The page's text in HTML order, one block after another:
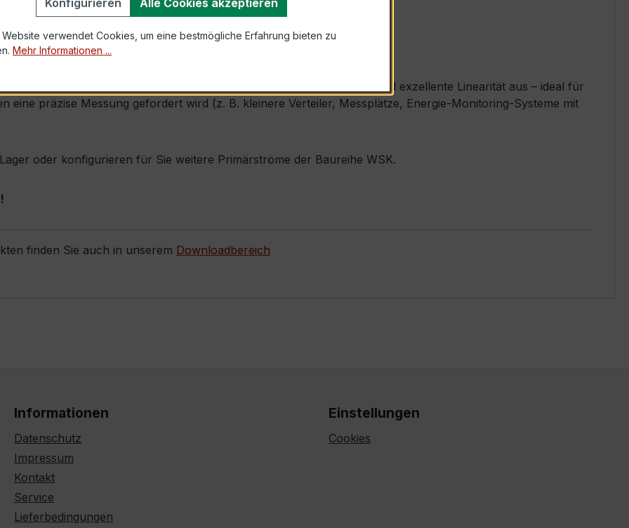
inkl. Isolierschutzkappe
sich durch seine sehr kompakte Bauform, hohe Zuverlässigkeit und exzellente Linearität aus – ideal für
eine präzise Messung gefordert wird (z. B. kleinere Verteiler, Messplätze, Energie-Monitoring-Systeme mit
oder konfigurieren für Sie weitere Primärströme der Baureihe WSK.
finden Sie auch in unserem Downloadbereich
Informationen
Datenschutz
Impressum
Kontakt
Service
Lieferbedingungen
Einstellungen
Cookies
Konfigurieren Alle Cookies akzeptieren
Website verwendet Cookies, um eine bestmögliche Erfahrung bieten zu
Mehr Informationen ...